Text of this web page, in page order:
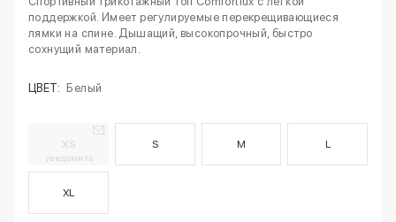
поддержкой. Имеет регулируемые перекрещивающиеся
лямки на спине. Дышащий, высокопрочный, быстро
сохнущий материал.
ЦВЕТ: Белый
XS
уведомить
S M L
XL